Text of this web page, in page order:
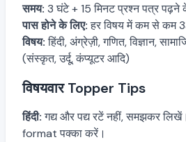
समय: 3 घंटे + 15 मिनट प्रश्न पत्र पढ़ने
पास होने के लिए:हर विषय में कम से कम
विषय:हिंदी, अंग्रेज़ी, गणित, विज्ञान,
(संस्कृत, उर्दू, कंप्यूटर आदि)
विषयवार Topper Tips
हिंदी:गद्य और पद्य रटें नहीं, समझकर
format पक्का करें।